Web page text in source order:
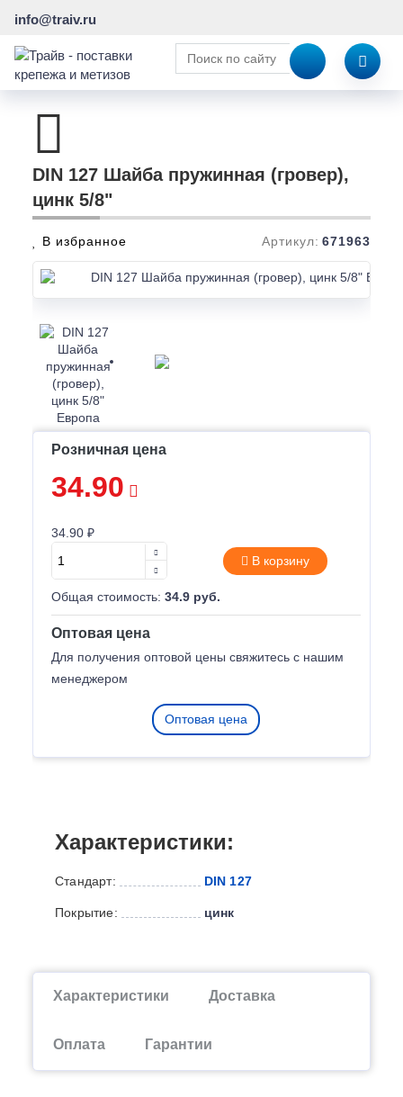
info@traiv.ru
DIN 127 Шайба пружинная (гровер),
цинк 5/8"
В избранное Артикул: 671963
Розничная цена
34.90
34.90 ₽
В корзину
Общая стоимость: 34.9 руб.
Оптовая цена
Для получения оптовой цены свяжитесь с нашим
менеджером
Оптовая цена
Характеристики:
Стандарт: DIN 127
Покрытие: цинк
Характеристики Доставка
Оплата Гарантии